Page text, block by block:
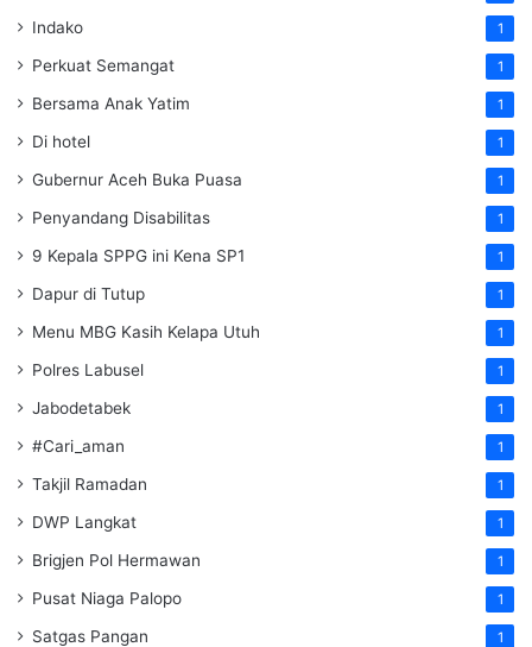
Indako 1
Perkuat Semangat 1
Bersama Anak Yatim 1
Di hotel 1
Gubernur Aceh Buka Puasa 1
Penyandang Disabilitas 1
9 Kepala SPPG ini Kena SP1 1
Dapur di Tutup 1
Menu MBG Kasih Kelapa Utuh 1
Polres Labusel 1
Jabodetabek 1
#Cari_aman 1
Takjil Ramadan 1
DWP Langkat 1
Brigjen Pol Hermawan 1
Pusat Niaga Palopo 1
Satgas Pangan 1